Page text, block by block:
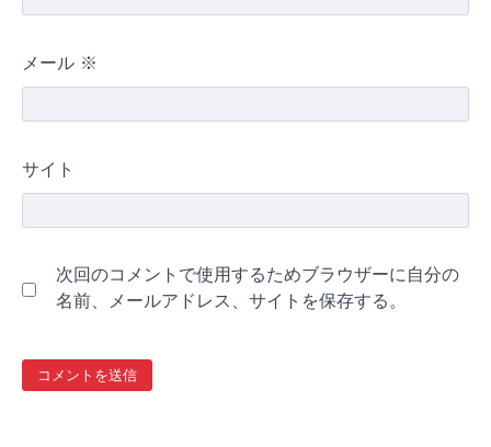
メール ※
サイト
次回のコメントで使用するためブラウザーに自分の
名前、メールアドレス、サイトを保存する。